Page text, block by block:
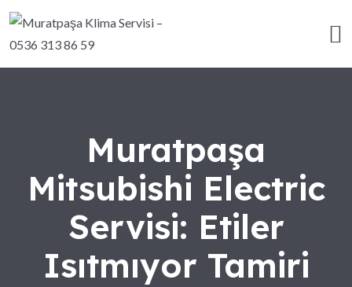
Muratpaşa
Mitsubishi Electric
Servisi: Etiler
Isıtmıyor Tamiri